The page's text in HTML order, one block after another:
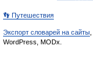
👣 Путешествия
Экспорт словарей на сайты
WordPress, MODx.